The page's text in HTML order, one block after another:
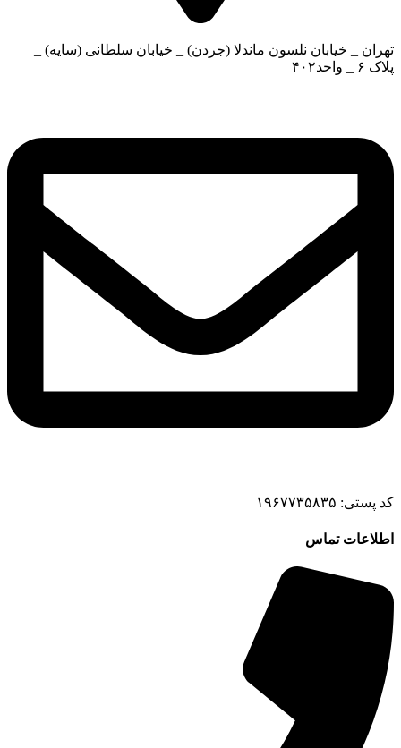
تهران _ خیابان نلسون ماندلا (جردن) _ خیابان سلطانی (سایه) _
پلاک ۶ _ واحد۴۰۲
کد پستی: ۱۹۶۷۷۳۵۸۳۵
اطلاعات تماس